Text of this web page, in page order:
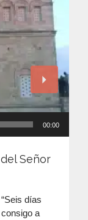
00:00
Señor
días
a